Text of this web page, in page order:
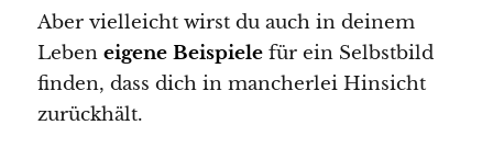
Aber vielleicht wirst du auch in deinem
Leben eigene Beispielefür ein Selbstbild
finden, dass dich in mancherlei Hinsicht
zurückhält.